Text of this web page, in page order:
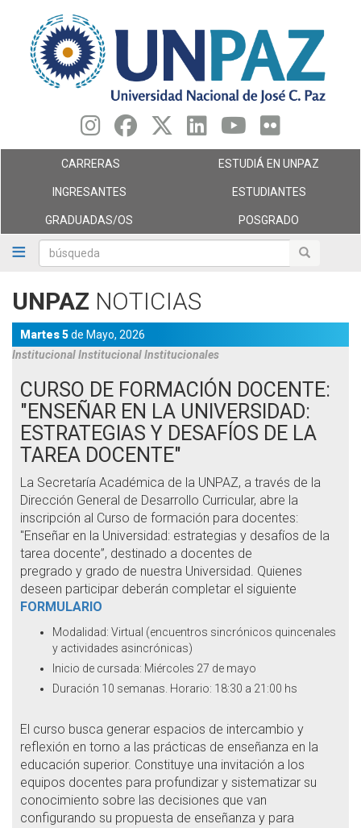
contenido
principal
búsqueda búsqueda
CARRERAS ESTUDIÁ EN UNPAZ
INGRESANTES ESTUDIANTES
GRADUADAS/OS POSGRADO
UNPAZ NOTICIAS
Martes 5de Mayo, 2026
InstitucionalInstitucionalInstitucionales
CURSO DE FORMACIÓN DOCENTE:
"ENSEÑAR EN LA UNIVERSIDAD:
ESTRATEGIAS Y DESAFÍOS DE LA
TAREA DOCENTE"
La Secretaría Académica de la UNPAZ, a través de la
Dirección General de Desarrollo Curricular, abre la
inscripción al Curso de formación para docentes:
"Enseñar en la Universidad: estrategias y desafíos de la
tarea docente”, destinado a docentes de
pregrado y grado de nuestra Universidad. Quienes
deseen participar deberán completar el siguiente
FORMULARIO
Modalidad: Virtual (encuentros sincrónicos quincenales
y actividades asincrónicas)
Inicio de cursada: Miércoles 27 de mayo
Duración 10 semanas. Horario: 18:30 a 21:00 hs
El curso busca generar espacios de intercambio y
reflexión en torno a las prácticas de enseñanza en la
educación superior. Constituye una invitación a los
equipos docentes para profundizar y sistematizar su
conocimiento sobre las decisiones que van
configurando su propuesta de enseñanza y para